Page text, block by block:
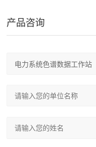
产品咨询